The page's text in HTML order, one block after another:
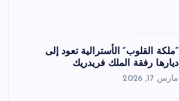
“ملكة القلوب” الأسترالية تعود إلى
ديارها رفقة الملك فريدريك
مارس 17, 2026